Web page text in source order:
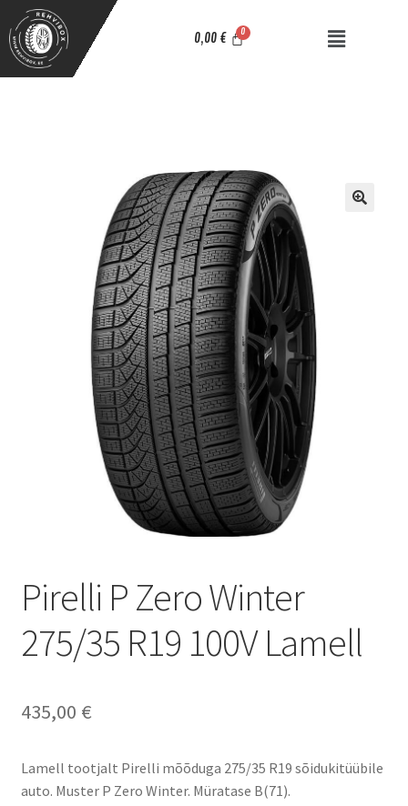
0,00 €
Pirelli P Zero Winter
275/35 R19 100V Lamell
435,00 €
Lamell tootjalt Pirelli mõõduga 275/35 R19 sõidukitüübile
auto. Muster P Zero Winter. Müratase B(71).